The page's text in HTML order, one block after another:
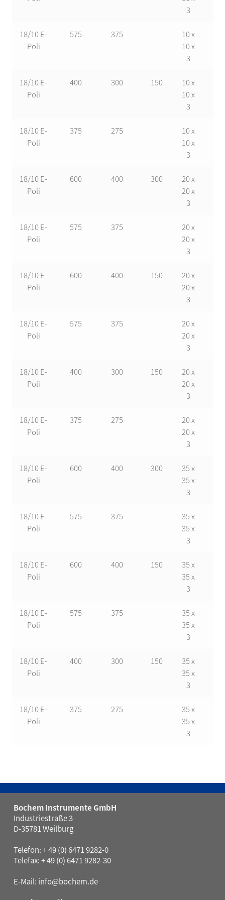
3
18/10 E-
Poli
575 375
10 x
10 x
3
18/10 E-
Poli
400 300 150
10 x
10 x
3
18/10 E-
Poli
375 275
10 x
10 x
3
18/10 E-
Poli
600 400 300
20 x
20 x
3
18/10 E-
Poli
575 375
20 x
20 x
3
18/10 E-
Poli
600 400 150
20 x
20 x
3
18/10 E-
Poli
575 375
20 x
20 x
3
18/10 E-
Poli
400 300 150
20 x
20 x
3
18/10 E-
Poli
375 275
20 x
20 x
3
18/10 E-
Poli
600 400 300
35 x
35 x
3
18/10 E-
Poli
575 375
35 x
35 x
3
18/10 E-
Poli
600 400 150
35 x
35 x
3
18/10 E-
Poli
575 375
35 x
35 x
3
18/10 E-
Poli
400 300 150
35 x
35 x
3
18/10 E-
Poli
375 275
35 x
35 x
3
Bochem Instrumente GmbH
Industriestraße 3
D-35781 Weilburg
Telefon: + 49 (0) 6471 9282-0
Telefax: + 49 (0) 6471 9282-30
E-Mail: info@bochem.de